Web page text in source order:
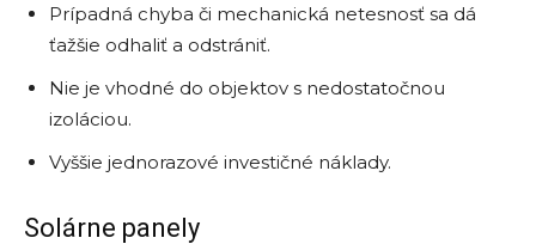
Prípadná chyba či mechanická netesnosť sa dá
ťažšie odhaliť a odstrániť.
Nie je vhodné do objektov s nedostatočnou
izoláciou.
Vyššie jednorazové investičné náklady.
Solárne panely